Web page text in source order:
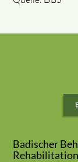
Badischer